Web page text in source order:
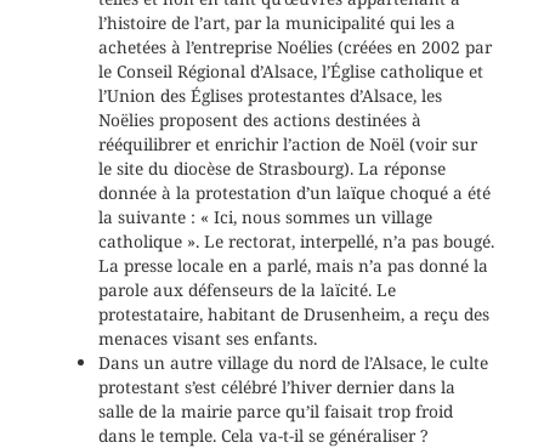
l’histoire de l’art, par la municipalité qui les a
achetées à l’entreprise Noélies (créées en 2002 par
le Conseil Régional d’Alsace, l’Église catholique et
l’Union des Églises protestantes d’Alsace, les
Noëlies proposent des actions destinées à
rééquilibrer et enrichir l’action de Noël (voir sur
le site du diocèse de Strasbourg). La réponse
donnée à la protestation d’un laïque choqué a été
la suivante : « Ici, nous sommes un village
catholique ». Le rectorat, interpellé, n’a pas bougé.
La presse locale en a parlé, mais n’a pas donné la
parole aux défenseurs de la laïcité. Le
protestataire, habitant de Drusenheim, a reçu des
menaces visant ses enfants.
Dans un autre village du nord de l’Alsace, le culte
protestant s’est célébré l’hiver dernier dans la
salle de la mairie parce qu’il faisait trop froid
dans le temple. Cela va-t-il se généraliser ?